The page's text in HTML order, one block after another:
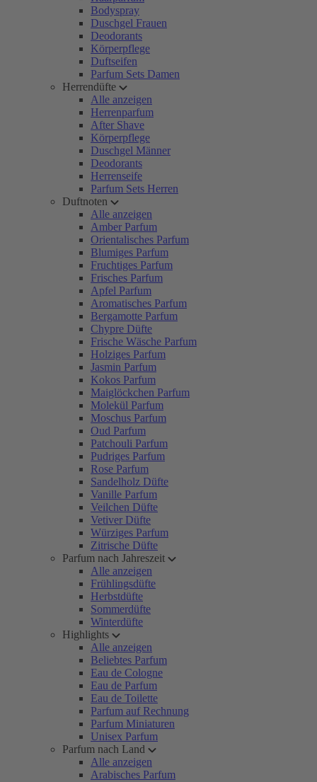
Bodyspray
Duschgel Frauen
Deodorants
Körperpflege
Duftseifen
Parfum Sets Damen
Herrendüfte
Alle anzeigen
Herrenparfum
After Shave
Körperpflege
Duschgel Männer
Deodorants
Herrenseife
Parfum Sets Herren
Duftnoten
Alle anzeigen
Amber Parfum
Orientalisches Parfum
Blumiges Parfum
Fruchtiges Parfum
Frisches Parfum
Apfel Parfum
Aromatisches Parfum
Bergamotte Parfum
Chypre Düfte
Frische Wäsche Parfum
Holziges Parfum
Jasmin Parfum
Kokos Parfum
Maiglöckchen Parfum
Molekül Parfum
Moschus Parfum
Oud Parfum
Patchouli Parfum
Pudriges Parfum
Rose Parfum
Sandelholz Düfte
Vanille Parfum
Veilchen Düfte
Vetiver Düfte
Würziges Parfum
Zitrische Düfte
Parfum nach Jahreszeit
Alle anzeigen
Frühlingsdüfte
Herbstdüfte
Sommerdüfte
Winterdüfte
Highlights
Alle anzeigen
Beliebtes Parfum
Eau de Cologne
Eau de Parfum
Eau de Toilette
Parfum auf Rechnung
Parfum Miniaturen
Unisex Parfum
Parfum nach Land
Alle anzeigen
Arabisches Parfum